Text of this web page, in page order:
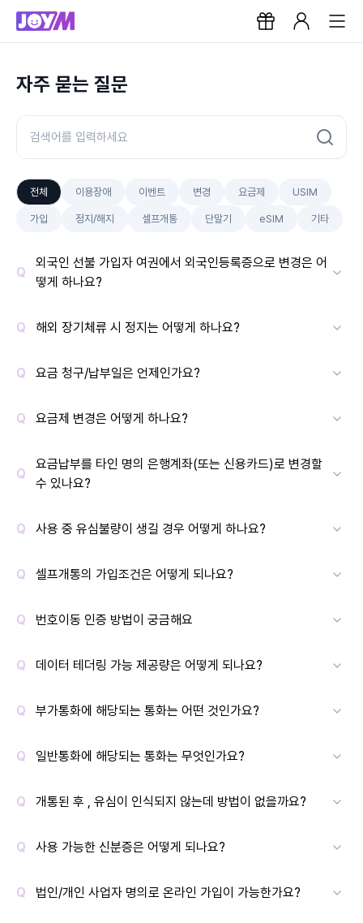
자주 묻는 질문
전체 이용장애 이벤트 변경 요금제 USIM
가입 정지/해지 셀프개통 단말기 eSIM 기타
외국인 선불 가입자 여권에서 외국인등록증으로 변경은 어
떻게 하나요?
해외 장기체류 시 정지는 어떻게 하나요?
요금 청구/납부일은 언제인가요?
요금제 변경은 어떻게 하나요?
요금납부를 타인 명의 은행계좌(또는 신용카드)로 변경할
수 있나요?
사용 중 유심불량이 생길 경우 어떻게 하나요?
셀프개통의 가입조건은 어떻게 되나요?
번호이동 인증 방법이 궁금해요
데이터 테더링 가능 제공량은 어떻게 되나요?
부가통화에 해당되는 통화는 어떤 것인가요?
일반통화에 해당되는 통화는 무엇인가요?
개통된 후 , 유심이 인식되지 않는데 방법이 없을까요?
사용 가능한 신분증은 어떻게 되나요?
법인/개인 사업자 명의로 온라인 가입이 가능한가요?